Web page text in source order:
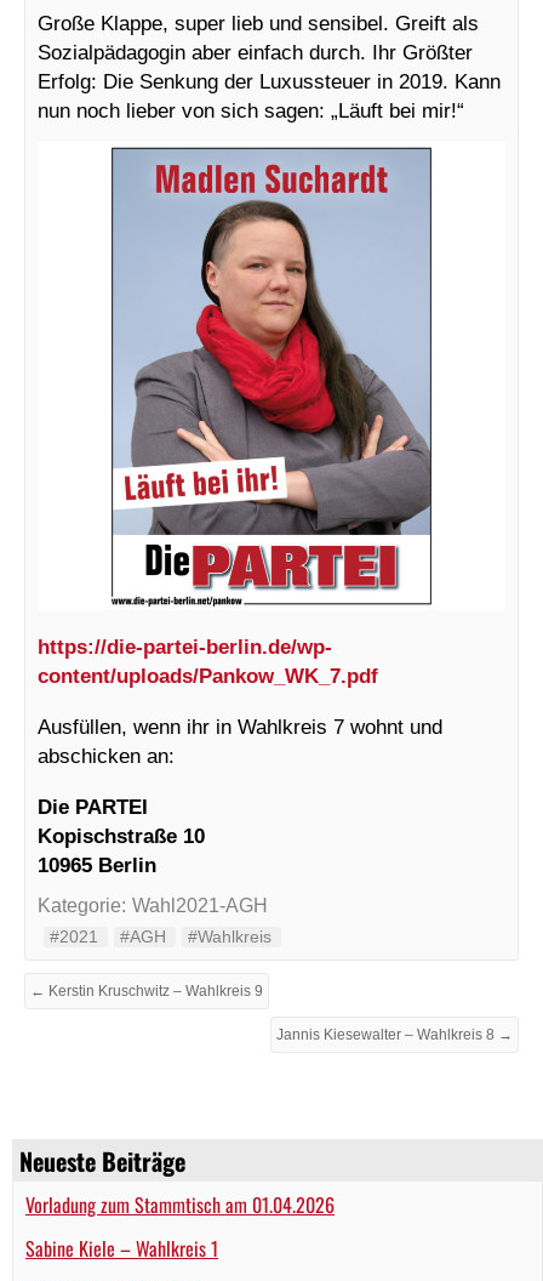
Neueste Beiträge
Vorladung zum Stammtisch am 01.04.2026
Sabine Kiele – Wahlkreis 1
Große Klappe, super lieb und sensibel. Greift als
Sozialpädagogin aber einfach durch. Ihr Größter
Erfolg: Die Senkung der Luxussteuer in 2019. Kann
nun noch lieber von sich sagen: „Läuft bei mir!“
https://die-partei-berlin.de/wp-
content/uploads/Pankow_WK_7.pdf
Ausfüllen, wenn ihr in Wahlkreis 7 wohnt und
abschicken an:
Die PARTEI
Kopischstraße 10
10965 Berlin
Kategorie: Wahl2021-AGH
#2021 #AGH #Wahlkreis
← Kerstin Kruschwitz – Wahlkreis 9
Jannis Kiesewalter – Wahlkreis 8 →